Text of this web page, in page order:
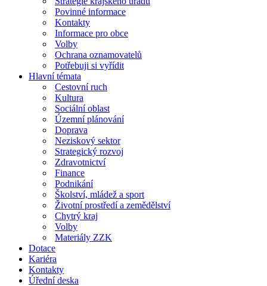
Povinné informace
Kontakty
Informace pro obce
Volby
Ochrana oznamovatelů
Potřebuji si vyřídit
Hlavní témata
Cestovní ruch
Kultura
Sociální oblast
Územní plánování
Doprava
Neziskový sektor
Strategický rozvoj
Zdravotnictví
Finance
Podnikání
Školství, mládež a sport
Životní prostředí a zemědělství
Chytrý kraj
Volby
Materiály ZZK
Dotace
Kariéra
Kontakty
Úřední deska